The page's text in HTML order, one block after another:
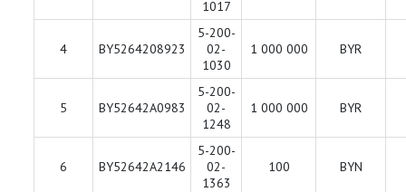
1017
4 BY5264208923
5-200-
02-
1030
1 000 000 BYR
5 BY52642A0983
5-200-
02-
1248
1 000 000 BYR
6 BY52642A2146
5-200-
02-
1363
100 BYN